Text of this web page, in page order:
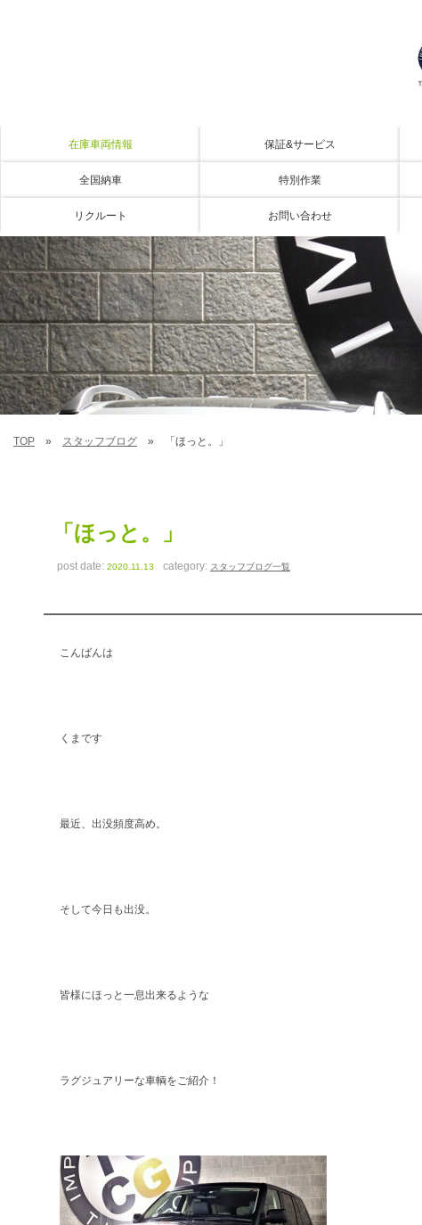
在庫車両情報 保証&サービス
全国納車 特別作業
リクルート お問い合わせ
TOP スタッフブログ 「ほっと。」
「ほっと。」
post date:2020.11.13 category: スタッフブログ一覧
こんばんは
くまです
最近、出没頻度高め。
そして今日も出没。
皆様にほっと一息出来るような
ラグジュアリーな車輌をご紹介！